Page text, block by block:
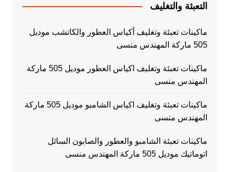
التعبئة والتغليف
ماكينات تعبئة وتغليف أكياس العطور والكاتشب موديل
505 ماركة المهندس منسى
ماكينات تعبئة وتغليف اكياس العطور موديل 505 ماركة
المهندس منسى
ماكينات تعبئة وتغليف اكياس الشامبو موديل 505 ماركة
المهندس منسى
ماكينات تعبئة الشامبو والعطور والصابون السائل
اتوماتيك موديل 505 ماركة المهندس منسى